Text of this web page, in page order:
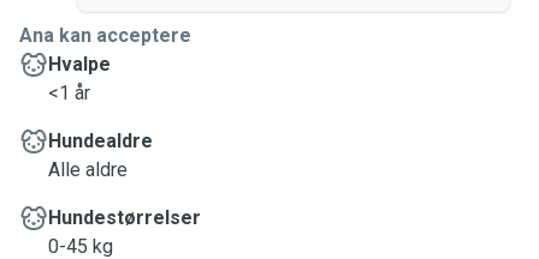
Ana kan acceptere
Hvalpe
<1 år
Hundealdre
Alle aldre
Hundestørrelser
0-45 kg